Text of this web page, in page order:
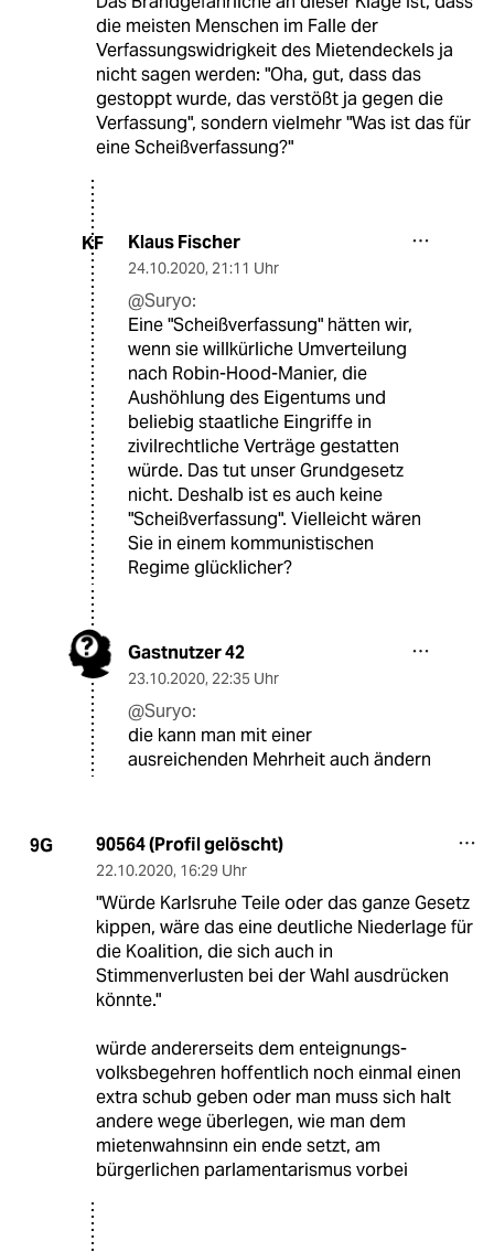
die meisten Menschen im Falle der
Verfassungswidrigkeit des Mietendeckels ja
nicht sagen werden: "Oha, gut, dass das
gestoppt wurde, das verstößt ja gegen die
Verfassung", sondern vielmehr "Was ist das für
eine Scheißverfassung?"
KF Klaus Fischer
24.10.2020, 21:11 Uhr
@Suryo:
Eine "Scheißverfassung" hätten wir,
wenn sie willkürliche Umverteilung
nach Robin-Hood-Manier, die
Aushöhlung des Eigentums und
beliebig staatliche Eingriffe in
zivilrechtliche Verträge gestatten
würde. Das tut unser Grundgesetz
nicht. Deshalb ist es auch keine
"Scheißverfassung". Vielleicht wären
Sie in einem kommunistischen
Regime glücklicher?
Gastnutzer 42
23.10.2020, 22:35 Uhr
@Suryo:
die kann man mit einer
ausreichenden Mehrheit auch ändern
9G 90564 (Profil gelöscht)
22.10.2020, 16:29 Uhr
"Würde Karlsruhe Teile oder das ganze Gesetz
kippen, wäre das eine deutliche Niederlage für
die Koalition, die sich auch in
Stimmenverlusten bei der Wahl ausdrücken
könnte."
würde andererseits dem enteignungs-
volksbegehren hoffentlich noch einmal einen
extra schub geben oder man muss sich halt
andere wege überlegen, wie man dem
mietenwahnsinn ein ende setzt, am
bürgerlichen parlamentarismus vorbei